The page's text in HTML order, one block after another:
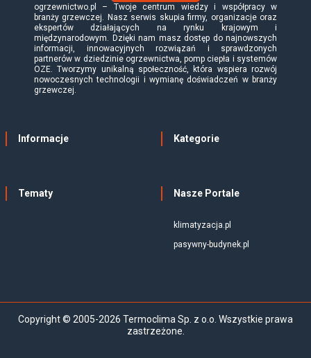
ogrzewnictwo.pl – Twoje centrum wiedzy i współpracy w
branży grzewczej. Nasz serwis skupia firmy, organizacje oraz
ekspertów działających na rynku krajowym i
międzynarodowym. Dzięki nam masz dostęp do najnowszych
informacji, innowacyjnych rozwiązań i sprawdzonych
partnerów w dziedzinie ogrzewnictwa, pomp ciepła i systemów
OZE. Tworzymy unikalną społeczność, która wspiera rozwój
nowoczesnych technologii i wymianę doświadczeń w branży
grzewczej.
Informacje Kategorie
Tematy Nasze Portale
klimatyzacja.pl
pasywny-budynek.pl
Copyright © 2005-2026 Termoclima Sp. z o.o. Wszystkie prawa
zastrzeżone.